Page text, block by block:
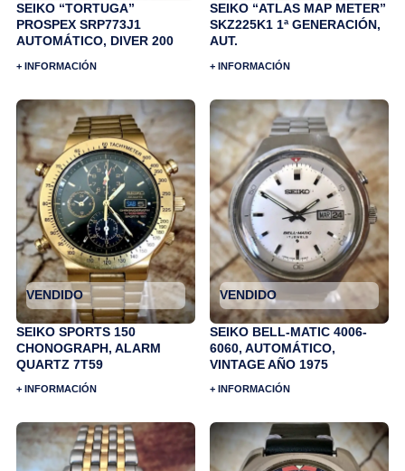
SEIKO “TORTUGA”
PROSPEX SRP773J1
AUTOMÁTICO, DIVER 200
+ INFORMACIÓN
SEIKO “ATLAS MAP METER”
SKZ225K1 1ª GENERACIÓN,
AUT.
+ INFORMACIÓN
VENDIDO
SEIKO SPORTS 150
CHONOGRAPH, ALARM
QUARTZ 7T59
+ INFORMACIÓN
VENDIDO
SEIKO BELL-MATIC 4006-
6060, AUTOMÁTICO,
VINTAGE AÑO 1975
+ INFORMACIÓN